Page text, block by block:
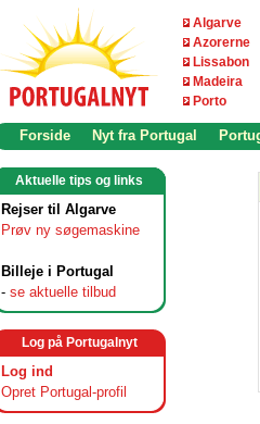
Algarve
Azorerne
Lissabon
Madeira
Porto
Forside Nyt fra Portugal
Aktuelle tips og links
Rejser til Algarve
Prøv ny søgemaskine
Billeje i Portugal
- se aktuelle tilbud
Log på Portugalnyt
Log ind
Opret Portugal-profil